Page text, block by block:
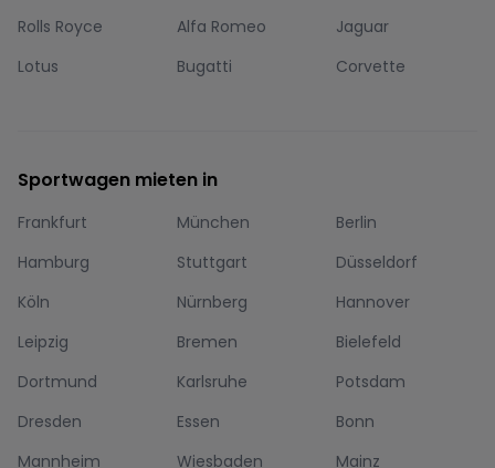
Rolls Royce
Alfa Romeo
Jaguar
Lotus
Bugatti Corvette
Sportwagen mieten in
Frankfurt München
Berlin
Hamburg
Stuttgart
Düsseldorf
Köln
Nürnberg
Hannover
Leipzig
Bremen
Bielefeld
Dortmund
Karlsruhe
Potsdam
Dresden
Essen
Bonn
Mannheim
Wiesbaden Mainz